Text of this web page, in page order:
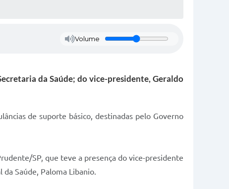
Volume
da Saúde; do vice-presidente, Geraldo
de suporte básico, destinadas pelo Governo
SP, que teve a presença do vice-presidente
Saúde, Paloma Libanio.